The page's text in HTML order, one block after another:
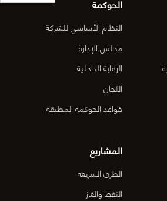
الحوكمة
النظام الأساسي للشركة
مجلس الإدارة
الرقابة الداخلية
اللجان
قواعد الحوكمة المطبقة
المشاريع
الطرق السريعة
النفط والغاز